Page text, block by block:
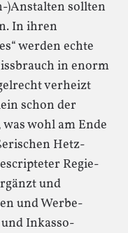
)Anstalten sollten
In ihren
werden echte
in enorm
verheizt
schon der
wohl am Ende
Hetz-
Regie-
und
und Werbe-
Inkasso-